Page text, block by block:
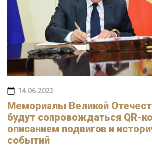
14.06.2023
Мемориалы Великой
будут сопровождаться QR-
описанием подвигов и
событий